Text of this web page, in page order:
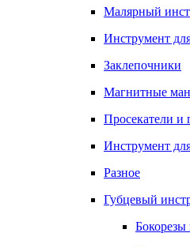
Малярный
Инструмент
Заклепочники
Магнитные
Просекатели и
Инструмент
Разное
Губцевый
Бокорезы